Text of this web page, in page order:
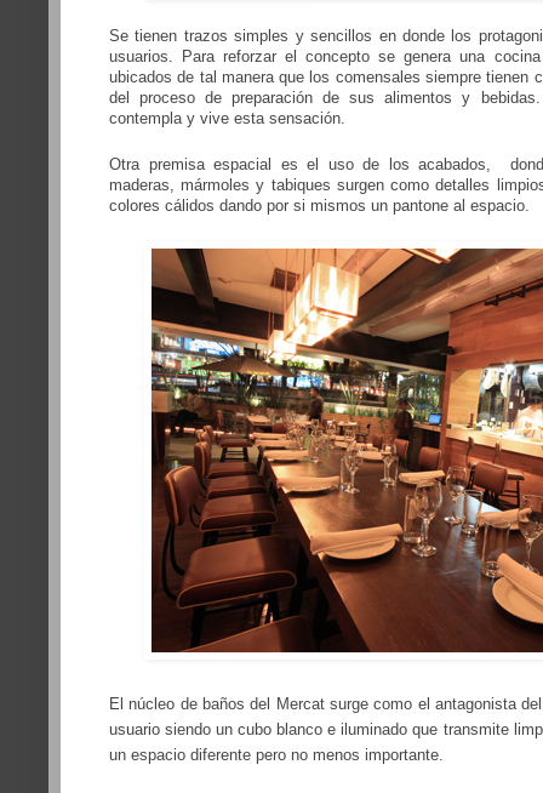
Se tienen trazos simples y sencillos en donde los
usuarios. Para reforzar el concepto se genera una
ubicados de tal manera que los comensales siempre tienen
del proceso de preparación de sus alimentos y
contempla y vive esta sensación.
Otra premisa espacial es el uso de los acabados,
maderas, mármoles y tabiques surgen como detalles
colores cálidos dando por si mismos un pantone al espacio.
El núcleo de baños del Mercat surge como el antagonista
usuario siendo un cubo blanco e iluminado que transmite
un espacio diferente pero no menos importante.